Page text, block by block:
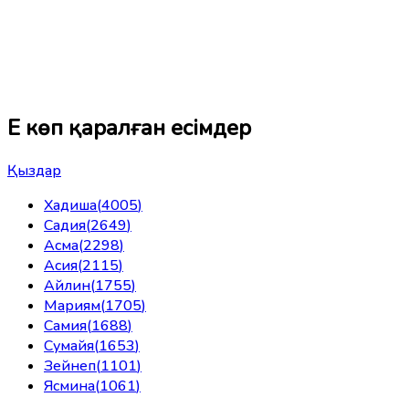
Ең көп қаралған есімдер
Қыздар
Хадиша(4005)
Садия(2649)
Асма(2298)
Асия(2115)
Айлин(1755)
Мариям(1705)
Самия(1688)
Сумайя(1653)
Зейнеп(1101)
Ясмина(1061)